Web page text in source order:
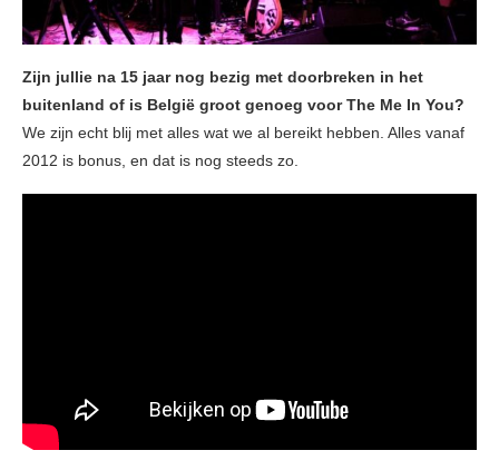
Zijn jullie na 15 jaar nog bezig met doorbreken in het
buitenland of is België groot genoeg voor The Me In You?
We zijn echt blij met alles wat we al bereikt hebben. Alles vanaf
2012 is bonus, en dat is nog steeds zo.